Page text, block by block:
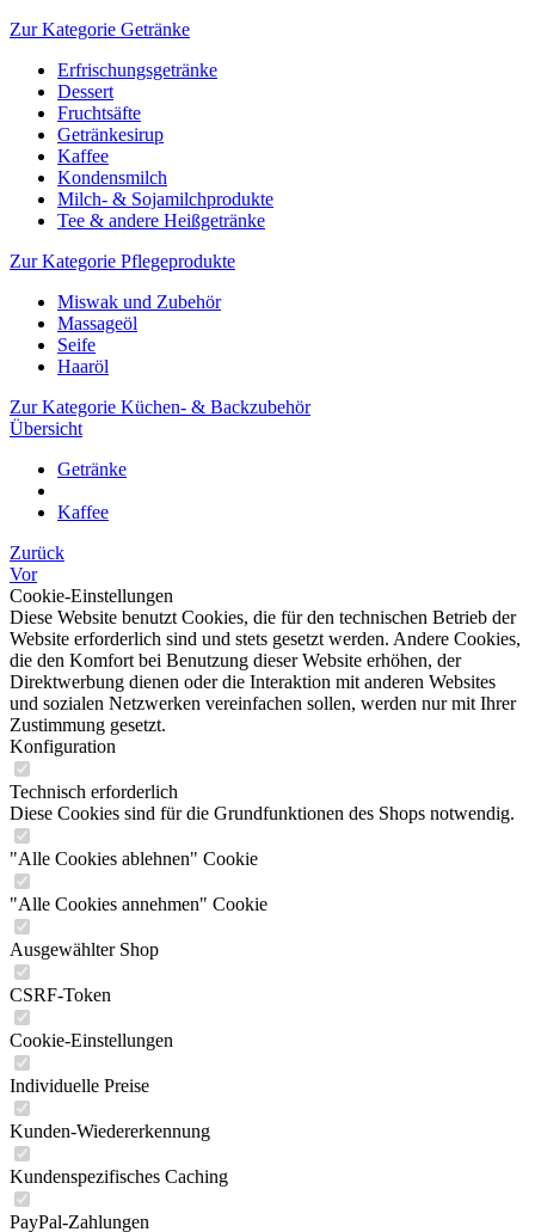
Zur Kategorie Getränke
Erfrischungsgetränke
Dessert
Fruchtsäfte
Getränkesirup
Kaffee
Kondensmilch
Milch- & Sojamilchprodukte
Tee & andere Heißgetränke
Zur Kategorie Pflegeprodukte
Miswak und Zubehör
Massageöl
Seife
Haaröl
Zur Kategorie Küchen- & Backzubehör
Übersicht
Getränke
Kaffee
Zurück
Vor
Cookie-Einstellungen
Diese Website benutzt Cookies, die für den technischen Betrieb der
Website erforderlich sind und stets gesetzt werden. Andere Cookies,
die den Komfort bei Benutzung dieser Website erhöhen, der
Direktwerbung dienen oder die Interaktion mit anderen Websites
und sozialen Netzwerken vereinfachen sollen, werden nur mit Ihrer
Zustimmung gesetzt.
Konfiguration
Technisch erforderlich
Diese Cookies sind für die Grundfunktionen des Shops notwendig.
"Alle Cookies ablehnen" Cookie
"Alle Cookies annehmen" Cookie
Ausgewählter Shop
CSRF-Token
Cookie-Einstellungen
Individuelle Preise
Kunden-Wiedererkennung
Kundenspezifisches Caching
PayPal-Zahlungen